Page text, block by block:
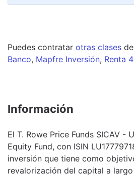
Puedes contratar otras clases
Banco, Mapfre Inversión, Renta
Información
El T. Rowe Price Funds SICAV -
Equity Fund, con ISIN
inversión que tiene como
revalorización del capital a